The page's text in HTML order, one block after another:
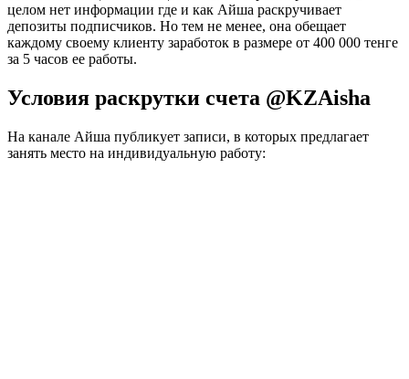
целом нет информации где и как Айша раскручивает
депозиты подписчиков. Но тем не менее, она обещает
каждому своему клиенту заработок в размере от 400 000 тенге
за 5 часов ее работы.
Условия раскрутки счета @KZAisha
На канале Айша публикует записи, в которых предлагает
занять место на индивидуальную работу: